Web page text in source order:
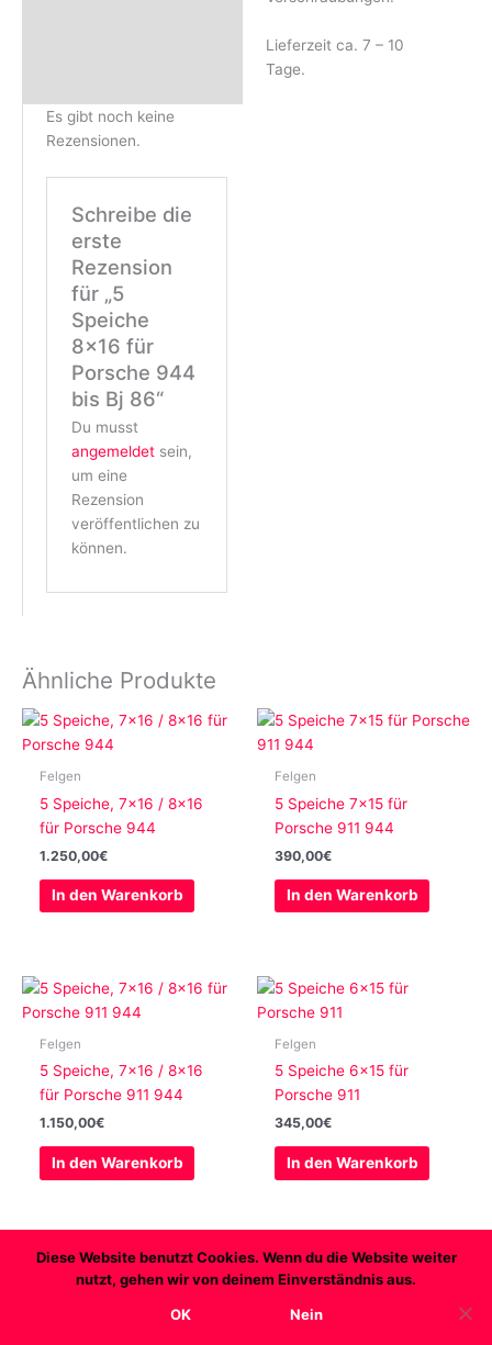
Lieferzeit ca. 7 – 10
Tage.
Es gibt noch keine
Rezensionen.
Schreibe die
erste
Rezension
für „5
Speiche
8×16 für
Porsche 944
bis Bj 86“
Du musst
angemeldet sein,
um eine
Rezension
veröffentlichen zu
können.
Ähnliche Produkte
Felgen
5 Speiche, 7×16 / 8×16
für Porsche 944
1.250,00€
In den Warenkorb
Felgen
5 Speiche 7×15 für
Porsche 911 944
390,00€
In den Warenkorb
Felgen
5 Speiche, 7×16 / 8×16
für Porsche 911 944
1.150,00€
In den Warenkorb
Felgen
5 Speiche 6×15 für
Porsche 911
345,00€
In den Warenkorb
Diese Website benutzt Cookies. Wenn du die Website weiter
nutzt, gehen wir von deinem Einverständnis aus.
OK
Nein